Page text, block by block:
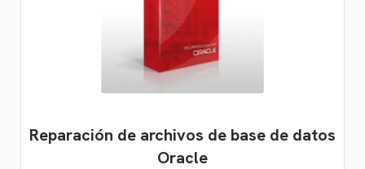
Reparación de archivos de base de datos
Oracle